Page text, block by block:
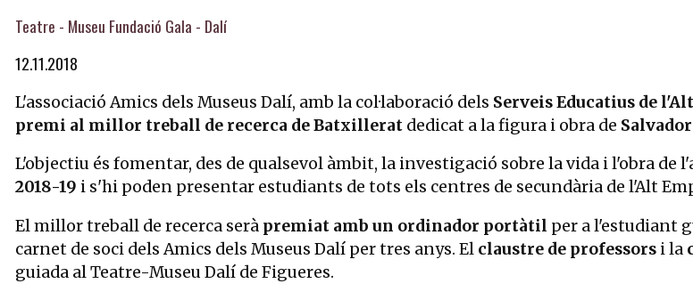
Teatre - Museu Fundació Gala - Dalí
12.11.2018
L'associació Amics dels Museus Dalí, amb la col·laboració dels Serveis Educatius de
premi al millor treball de recerca de Batxillerat dedicat a la figura i obra de
L'objectiu és fomentar, des de qualsevol àmbit, la investigació sobre la vida i l'obra
2018-19 i s'hi poden presentar estudiants de tots els centres de secundària de l'Alt
El millor treball de recerca serà premiat amb un ordinador portàtil per a l'estudiant
carnet de soci dels Amics dels Museus Dalí per tres anys. El claustre de professors i la
guiada al Teatre-Museu Dalí de Figueres.